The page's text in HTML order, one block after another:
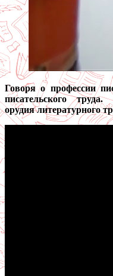
Говоря о профессии
писательского
орудия литературного